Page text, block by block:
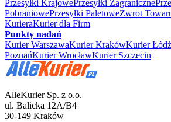
Przesyłki KrajowePrzesyłki Zagraniczne
PobraniowePrzesyłki PaletoweZwrot
KurieraKurier dla Firm
Punkty nadań
Kurier WarszawaKurier KrakówKurier Łódź
PoznańKurier WrocławKurier Szczecin
AlleKurier Sp. z o.o.
ul. Balicka 12A/B4
30-149 Kraków